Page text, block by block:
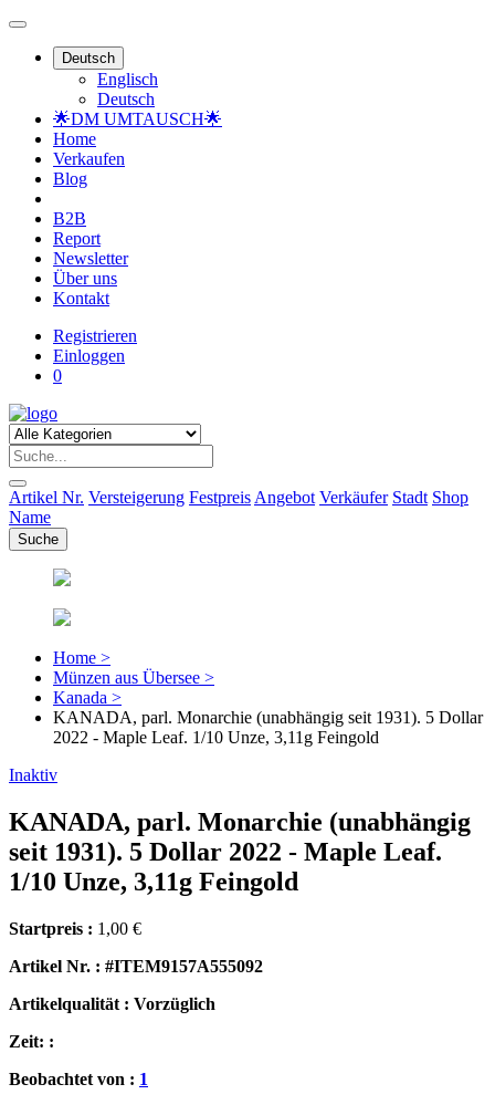
Deutsch
Englisch
Deutsch
🌟DM UMTAUSCH🌟
Home
Verkaufen
Blog
B2B
Report
Newsletter
Über uns
Kontakt
Registrieren
Einloggen
0
Artikel Nr. Versteigerung Festpreis Angebot Verkäufer Stadt Shop
Name
Home >
Münzen aus Übersee >
Kanada >
KANADA, parl. Monarchie (unabhängig seit 1931). 5 Dollar
2022 - Maple Leaf. 1/10 Unze, 3,11g Feingold
Inaktiv
KANADA, parl. Monarchie (unabhängig
seit 1931). 5 Dollar 2022 - Maple Leaf.
1/10 Unze, 3,11g Feingold
Startpreis : 1,00 €
Artikel Nr. : #ITEM9157A555092
Artikelqualität : Vorzüglich
Zeit: :
Beobachtet von : 1